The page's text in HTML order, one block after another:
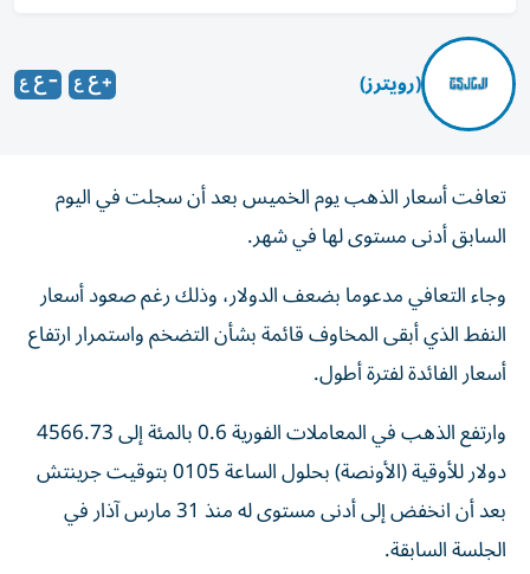
(رويترز)
تعافت أسعار الذهب يوم الخميس بعد أن سجلت في ‌اليوم
السابق أدنى مستوى لها ​في ⁠شهر.
وجاء التعافي مدعوما بضعف ‌الدولار، وذلك رغم ‌صعود أسعار
النفط الذي أبقى المخاوف قائمة بشأن التضخم واستمرار ‌ارتفاع
أسعار الفائدة لفترة أطول.
وارتفع الذهب في ⁠المعاملات الفورية 0.6 بالمئة إلى 4566.73
دولار للأوقية (الأونصة) بحلول الساعة 0105 بتوقيت جرينتش
بعد أن انخفض إلى أدنى مستوى له منذ 31 مارس ​آذار في
الجلسة السابقة.